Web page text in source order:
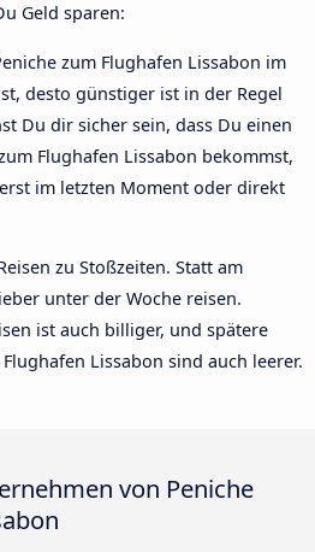
Geld sparen:
zum Flughafen Lissabon im
desto günstiger ist in der Regel
Du dir sicher sein, dass Du einen
Flughafen Lissabon bekommst,
im letzten Moment oder direkt
zu Stoßzeiten. Statt am
unter der Woche reisen.
ist auch billiger, und spätere
Lissabon sind auch leerer.
von Peniche